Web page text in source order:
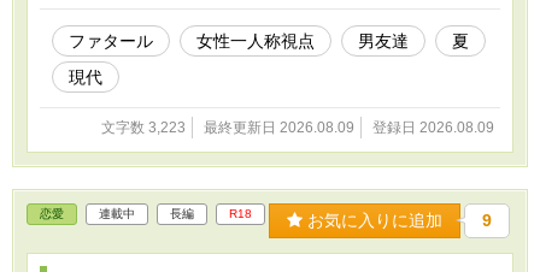
ファタール 女性一人称視点 男友達
夏
現代
文字数 3,223 最終更新日 2026.08.09 登録日 2026.08.09
恋愛 連載中 長編 R18 お気に入りに追加 9